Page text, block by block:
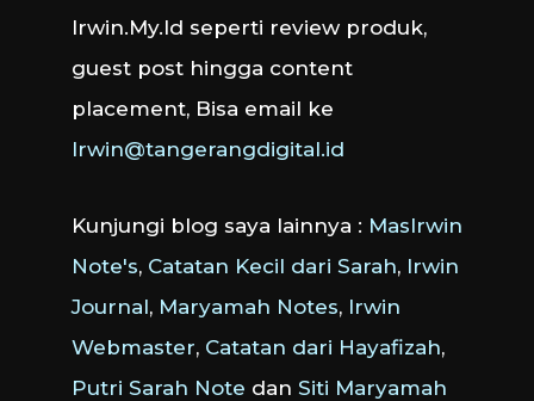
Irwin.My.Id seperti review produk,
guest post hingga content
placement, Bisa email ke
Irwin@tangerangdigital.id
Kunjungi blog saya lainnya : MasIrwin
Note's, Catatan Kecil dari Sarah, Irwin
Journal, Maryamah Notes, Irwin
Webmaster, Catatan dari Hayafizah,
Putri Sarah Note dan Siti Maryamah